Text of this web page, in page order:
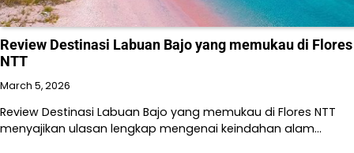
Review Destinasi Labuan Bajo yang memukau di Flores
NTT
March 5, 2026
Review Destinasi Labuan Bajo yang memukau di Flores NTT
menyajikan ulasan lengkap mengenai keindahan alam…